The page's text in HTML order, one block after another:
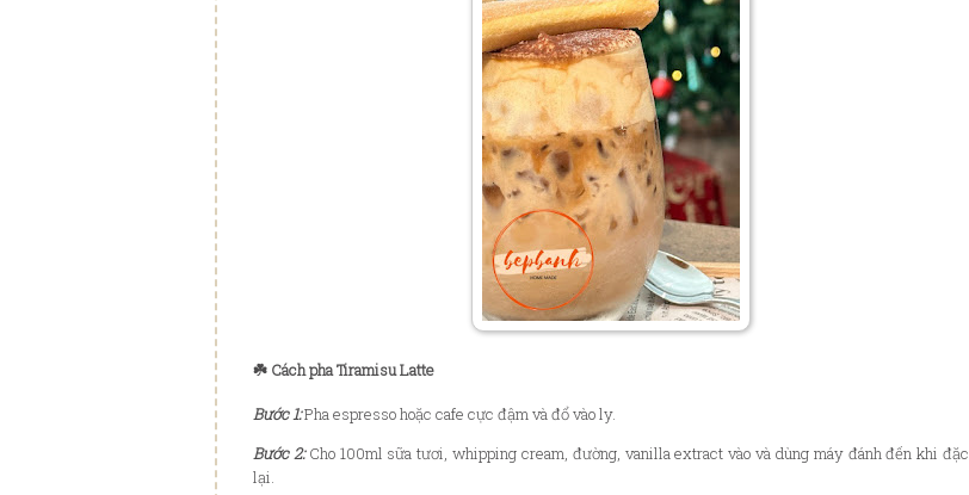
☘️ Cách pha Tiramisu Latte
Bước 1:Pha espresso hoặc cafe cực đậm và đổ vào ly.
Bước 2:Cho 100ml sữa tươi, whipping cream, đường, vanilla extract vào và dùng máy đánh đến khi đặc
lại.